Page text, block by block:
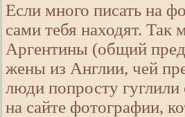
Если много писать на
сами тебя находят. Так
Аргентины (общий
жены из Англии, чей
люди попросту
на сайте фотографии,